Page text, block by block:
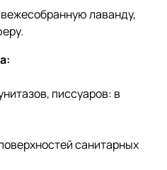
лаванду,
писсуаров: в
санитарных